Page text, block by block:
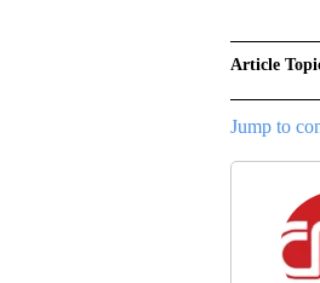
Article
Jump to